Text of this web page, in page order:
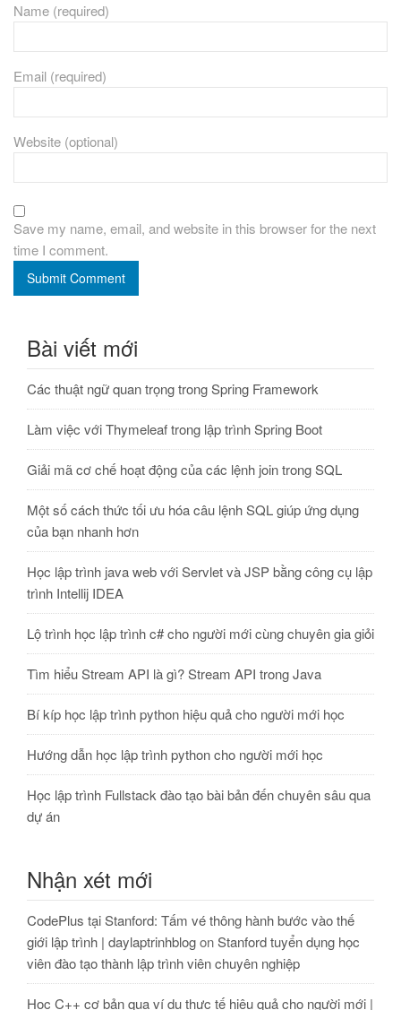
Name (required)
Email (required)
Website (optional)
Save my name, email, and website in this browser for the next
time I comment.
Submit Comment
Bài viết mới
Các thuật ngữ quan trọng trong Spring Framework
Làm việc với Thymeleaf trong lập trình Spring Boot
Giải mã cơ chế hoạt động của các lệnh join trong SQL
Một số cách thức tối ưu hóa câu lệnh SQL giúp ứng dụng
của bạn nhanh hơn
Học lập trình java web với Servlet và JSP bằng công cụ lập
trình Intellij IDEA
Lộ trình học lập trình c# cho người mới cùng chuyên gia giỏi
Tìm hiểu Stream API là gì? Stream API trong Java
Bí kíp học lập trình python hiệu quả cho người mới học
Hướng dẫn học lập trình python cho người mới học
Học lập trình Fullstack đào tạo bài bản đến chuyên sâu qua
dự án
Nhận xét mới
CodePlus tại Stanford: Tấm vé thông hành bước vào thế
giới lập trình | daylaptrinhblogonStanford tuyển dụng học
viên đào tạo thành lập trình viên chuyên nghiệp
Học C++ cơ bản qua ví dụ thực tế hiệu quả cho người mới |